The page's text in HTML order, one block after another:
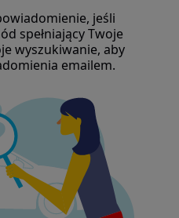
jeśli
spełniający Twoje
wyszukiwanie, aby
emailem.